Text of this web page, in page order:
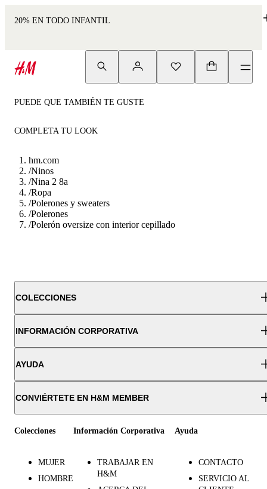
20% EN TODO INFANTIL
PUEDE QUE TAMBIÉN TE GUSTE
COMPLETA TU LOOK
hm.com
/Ninos
/Nina 2 8a
/Ropa
/Polerones y sweaters
/Polerones
/Polerón oversize con interior cepillado
COLECCIONES
INFORMACIÓN CORPORATIVA
AYUDA
CONVIÉRTETE EN H&M MEMBER
Colecciones
MUJER
HOMBRE
Información Corporativa
TRABAJAR EN
H&M
Ayuda
CONTACTO
SERVICIO AL